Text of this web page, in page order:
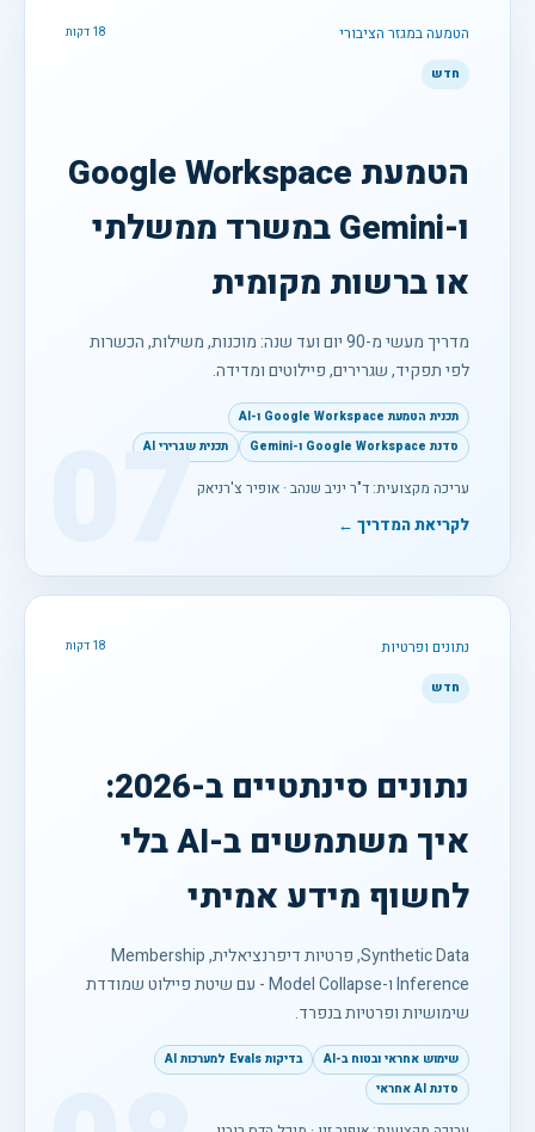
הטמעה במגזר הציבורי 18 דקות
חדש
הטמעת Google Workspace
ו-Gemini במשרד ממשלתי
או ברשות מקומית
מדריך מעשי מ-90 יום ועד שנה: מוכנות, משילות, הכשרות
לפי תפקיד, שגרירים, פיילוטים ומדידה.
תכנית הטמעת Google Workspace ו-AI
סדנת Google Workspace ו-Gemini
תכנית שגרירי AI
עריכה מקצועית: ד"ר יניב שנהב · אופיר צ'רניאק
לקריאת המדריך ← 07
נתונים ופרטיות 18 דקות
חדש
נתונים סינתטיים ב-2026:
איך משתמשים ב-AI בלי
לחשוף מידע אמיתי
Synthetic Data, פרטיות דיפרנציאלית, Membership
Inference ו-Model Collapse - עם שיטת פיילוט שמודדת
שימושיות ופרטיות בנפרד.
שימוש אחראי ובטוח ב-AI
בדיקות Evals למערכות AI
סדנת AI אחראי